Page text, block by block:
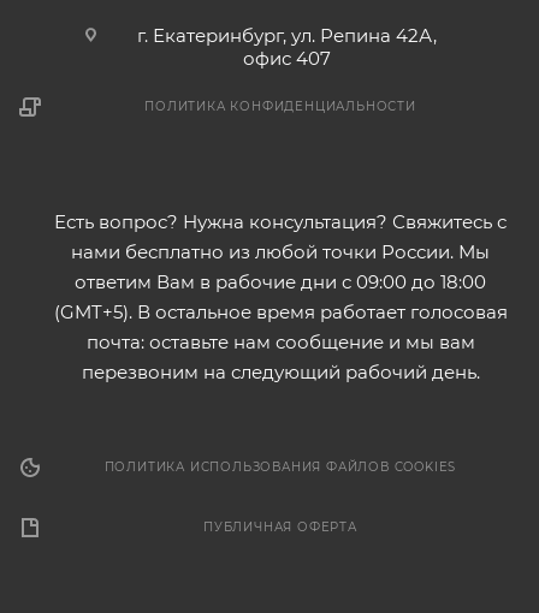
г. Екатеринбург, ул. Репина 42А,
офис 407
ПОЛИТИКА КОНФИДЕНЦИАЛЬНОСТИ
Есть вопрос? Нужна консультация? Свяжитесь с
нами бесплатно из любой точки России. Мы
ответим Вам в рабочие дни с 09:00 до 18:00
(GMT+5). В остальное время работает голосовая
почта: оставьте нам сообщение и мы вам
перезвоним на следующий рабочий день.
ПОЛИТИКА ИСПОЛЬЗОВАНИЯ ФАЙЛОВ COOKIES
ПУБЛИЧНАЯ ОФЕРТА